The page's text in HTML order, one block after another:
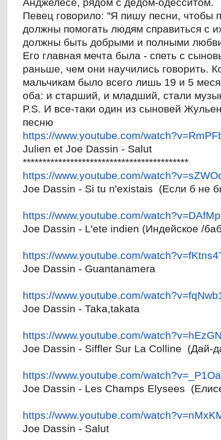
Певец говорило: "Я пишу песни, чтобы
должны помогать людям справиться с
должны быть добрыми и полными
Его главная мечта была - спеть с
раньше, чем они научились говорить.
мальчикам было всего лишь 19 и 5
оба: и старший, и младший, стали
P.S. И все-таки один из сыновей
песню
https://www.youtube.com/watch?
Julien et Joe Dassin - Salut
******************************************
https://www.youtube.com/watch?
Joe Dassin - Si tu n'existais (Если б не
https://www.youtube.com/watch?
Joe Dassin - L'ete indien (Индейское /
https://www.youtube.com/watch?
Joe Dassin - Guantanamera
https://www.youtube.com/watch?
Joe Dassin - Taka,takata
https://www.youtube.com/watch?
Joe Dassin - Siffler Sur La Colline (Дай-
https://www.youtube.com/watch?
Joe Dassin - Les Champs Elysees
https://www.youtube.com/watch?
Joe Dassin - Salut